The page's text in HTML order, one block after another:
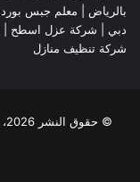
بالرياض
معلم جبس بورد
دبي
شركة عزل اسطح
شركة تنظيف منازل
© حقوق النشر 2026، جميع الحقوق محفوظة | تصميم وتطوير شركة